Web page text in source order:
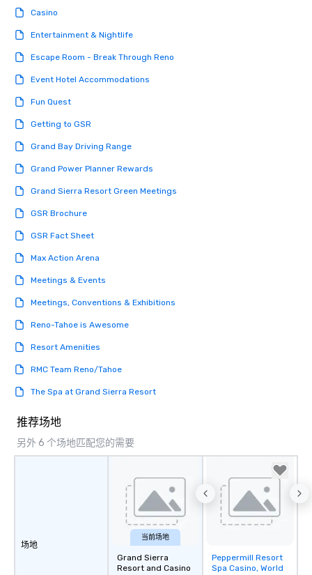
Casino
Entertainment & Nightlife
Escape Room - Break Through Reno
Event Hotel Accommodations
Fun Quest
Getting to GSR
Grand Bay Driving Range
Grand Power Planner Rewards
Grand Sierra Resort Green Meetings
GSR Brochure
GSR Fact Sheet
Max Action Arena
Meetings & Events
Meetings, Conventions & Exhibitions
Reno-Tahoe is Awesome
Resort Amenities
RMC Team Reno/Tahoe
The Spa at Grand Sierra Resort
推荐场地
另外 6 个场地匹配您的需要
场地
当前场地
Grand Sierra
Resort and Casino
Removed from
favorites
Peppermill Resort
Spa Casino, World